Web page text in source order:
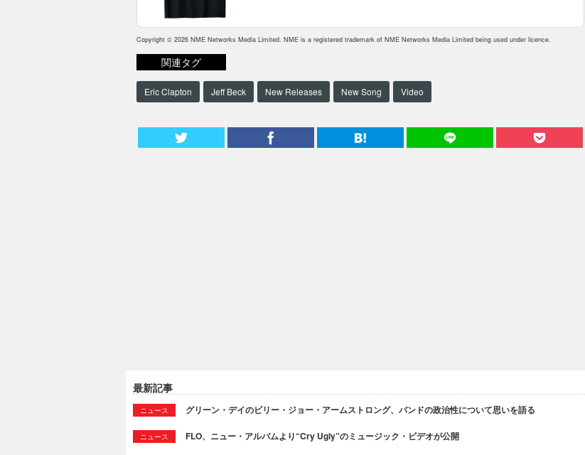
Copyright © 2026 NME Networks Media Limited. NME is a registered trademark of NME Networks Media Limited being used under licence.
関連タグ
Eric Clapton Jeff Beck New Releases New Song Video
最新記事
ニュース グリーン・デイのビリー・ジョー・アームストロング、バンドの政治性について思いを語る
ニュース FLO、ニュー・アルバムより“Cry Ugly”のミュージック・ビデオが公開